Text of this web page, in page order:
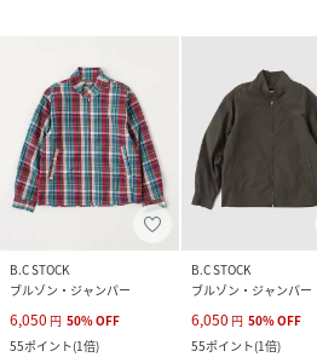
B.C STOCK
ブルゾン・ジャンパー
6,050 円 50%OFF
55ポイント(1倍)
B.C STOCK
ブルゾン・ジャンパー
6,050 円 50%OFF
55ポイント(1倍)